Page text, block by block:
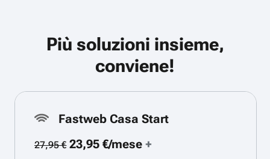
Più soluzioni insieme,
conviene!
Fastweb Casa Start
27,95 €23,95 €/mese+